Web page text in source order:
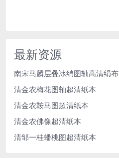
最新资源
南宋马麟层叠冰绡图轴高清绢布
清金农梅花图轴超清纸本
清金农鞍马图超清纸本
清金农佛像超清纸本
清邹一桂蟠桃图超清纸本